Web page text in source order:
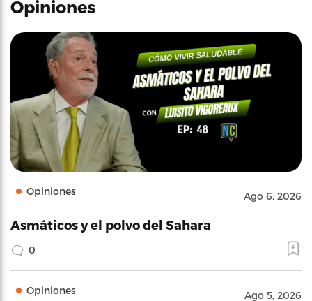
Opiniones
Opiniones Ago 6, 2026
Asmáticos y el polvo del Sahara
0
Opiniones Ago 5, 2026